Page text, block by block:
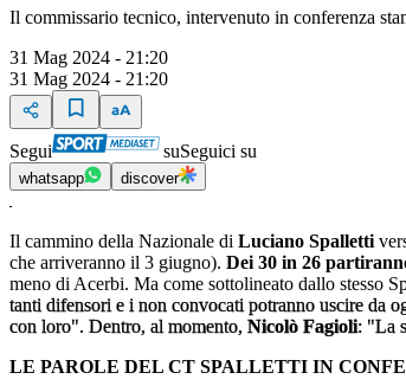
Il commissario tecnico, intervenuto in conferenza
31 Mag 2024 - 21:20
31 Mag 2024 - 21:20
Segui suSeguici su
whatsapp discover
Il cammino della Nazionale di Luciano Spalletti
che arriveranno il 3 giugno). Dei 30 in 26
meno di Acerbi. Ma come sottolineato dallo stesso
tanti difensori e i non convocati potranno uscire da
con loro". Dentro, al momento, Nicolò Fagioli: "La
LE PAROLE DEL CT SPALLETTI IN